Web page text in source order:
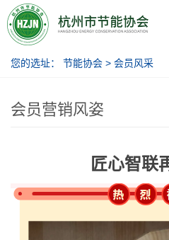
节能协会
您的选址： 节能协会 > 会员风采
会员营销风姿
匠心智联